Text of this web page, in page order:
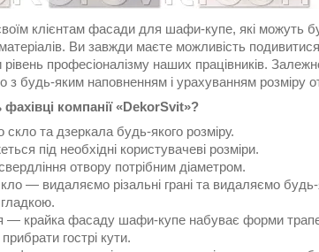
клієнтам фасади для шафи-купе, які можуть
Ви завжди маєте можливість
рівень професіоналізму наших працівників.
будь-яким наповненням і урахуванням розміру
компанії «DekorSvit»?
та дзеркала будь-якого розміру.
під необхідні користувачеві розміри.
отвору потрібним діаметром.
— видаляємо різальні грані та видаляємо будь-
— крайка фасаду шафи-купе набуває форми
гострі кути.